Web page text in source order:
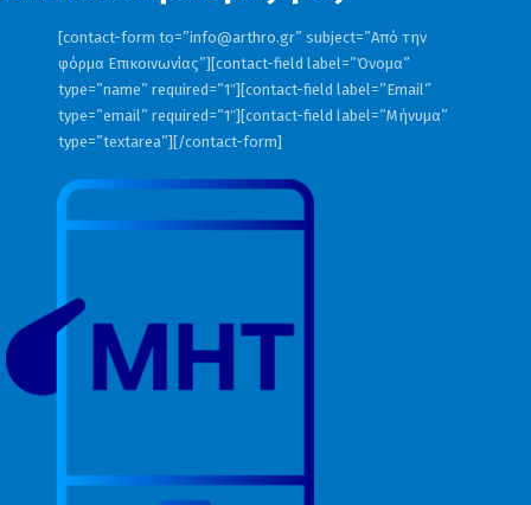
[contact-form to=”info@arthro.gr” subject=”Από την
φόρμα Επικοινωνίας”][contact-field label=”Όνομα”
type=”name” required=”1″][contact-field label=”Email”
type=”email” required=”1″][contact-field label=”Μήνυμα”
type=”textarea”][/contact-form]